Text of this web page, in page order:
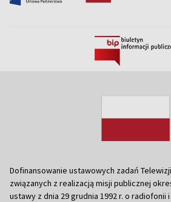
Dofinansowanie ustawowych zadań
związanych z realizacją misji publicznej
ustawy z dnia 29 grudnia 1992 r. o radiofonii i